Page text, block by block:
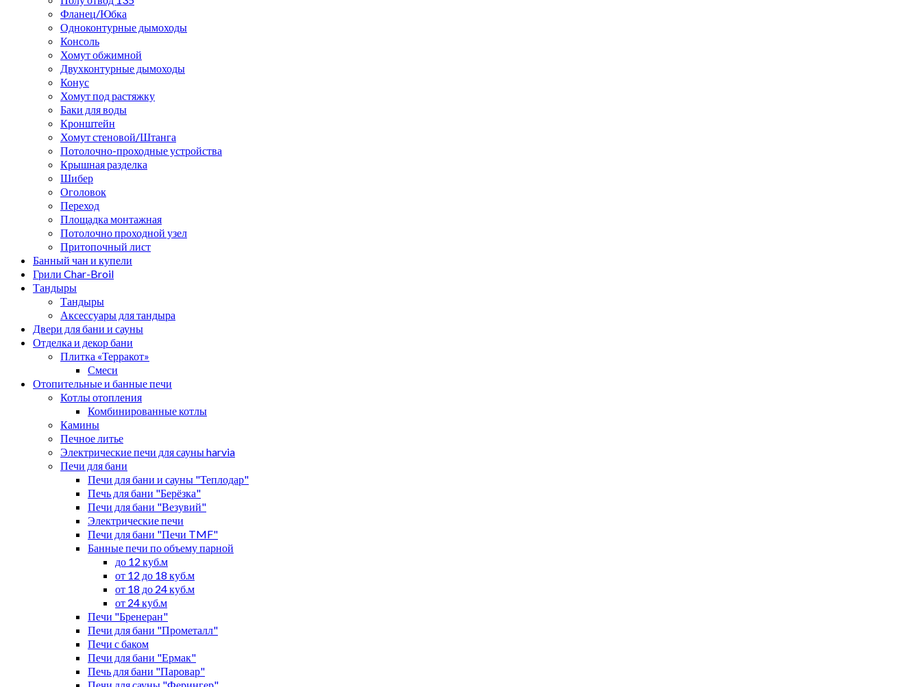
Фланец/Юбка
Одноконтурные дымоходы
Консоль
Хомут обжимной
Двухконтурные дымоходы
Конус
Хомут под растяжку
Баки для воды
Кронштейн
Хомут стеновой/Штанга
Потолочно-проходные устройства
Крышная разделка
Шибер
Оголовок
Переход
Площадка монтажная
Потолочно проходной узел
Притопочный лист
Банный чан и купели
Грили Char-Broil
Тандыры
Тандыры
Аксессуары для тандыра
Двери для бани и сауны
Отделка и декор бани
Плитка «Терракот»
Смеси
Отопительные и банные печи
Котлы отопления
Комбинированные котлы
Камины
Печное литье
Электрические печи для сауны harvia
Печи для бани
Печи для бани и сауны "Теплодар"
Печь для бани "Берёзка"
Печи для бани "Везувий"
Электрические печи
Печи для бани "Печи TMF"
Банные печи по объему парной
до 12 куб.м
от 12 до 18 куб.м
от 18 до 24 куб.м
от 24 куб.м
Печи "Бренеран"
Печи для бани "Прометалл"
Печи с баком
Печи для бани "Ермак"
Печь для бани "Паровар"